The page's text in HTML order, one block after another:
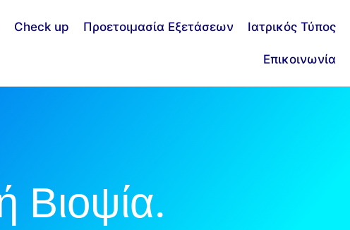
Check up Προετοιμασία Εξετάσεων Ιατρικός Τύπος
Επικοινωνία
Βιοψία.